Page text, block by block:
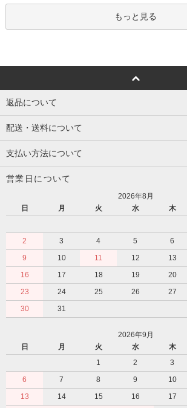
もっと見る
返品について
配送・送料について
支払い方法について
営業日について
2026年8月
日
月 火 水 木
2
3 4 5 6
9
10 11 12 13
16
17 18 19 20
23
24 25 26 27
30
31
2026年9月
日
月 火 水 木
1
2 3
6
7 8 9 10
13
14 15 16 17